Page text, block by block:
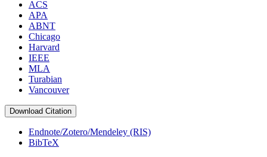
ACS
APA
ABNT
Chicago
Harvard
IEEE
MLA
Turabian
Vancouver
Download Citation
Endnote/Zotero/Mendeley (RIS)
BibTeX